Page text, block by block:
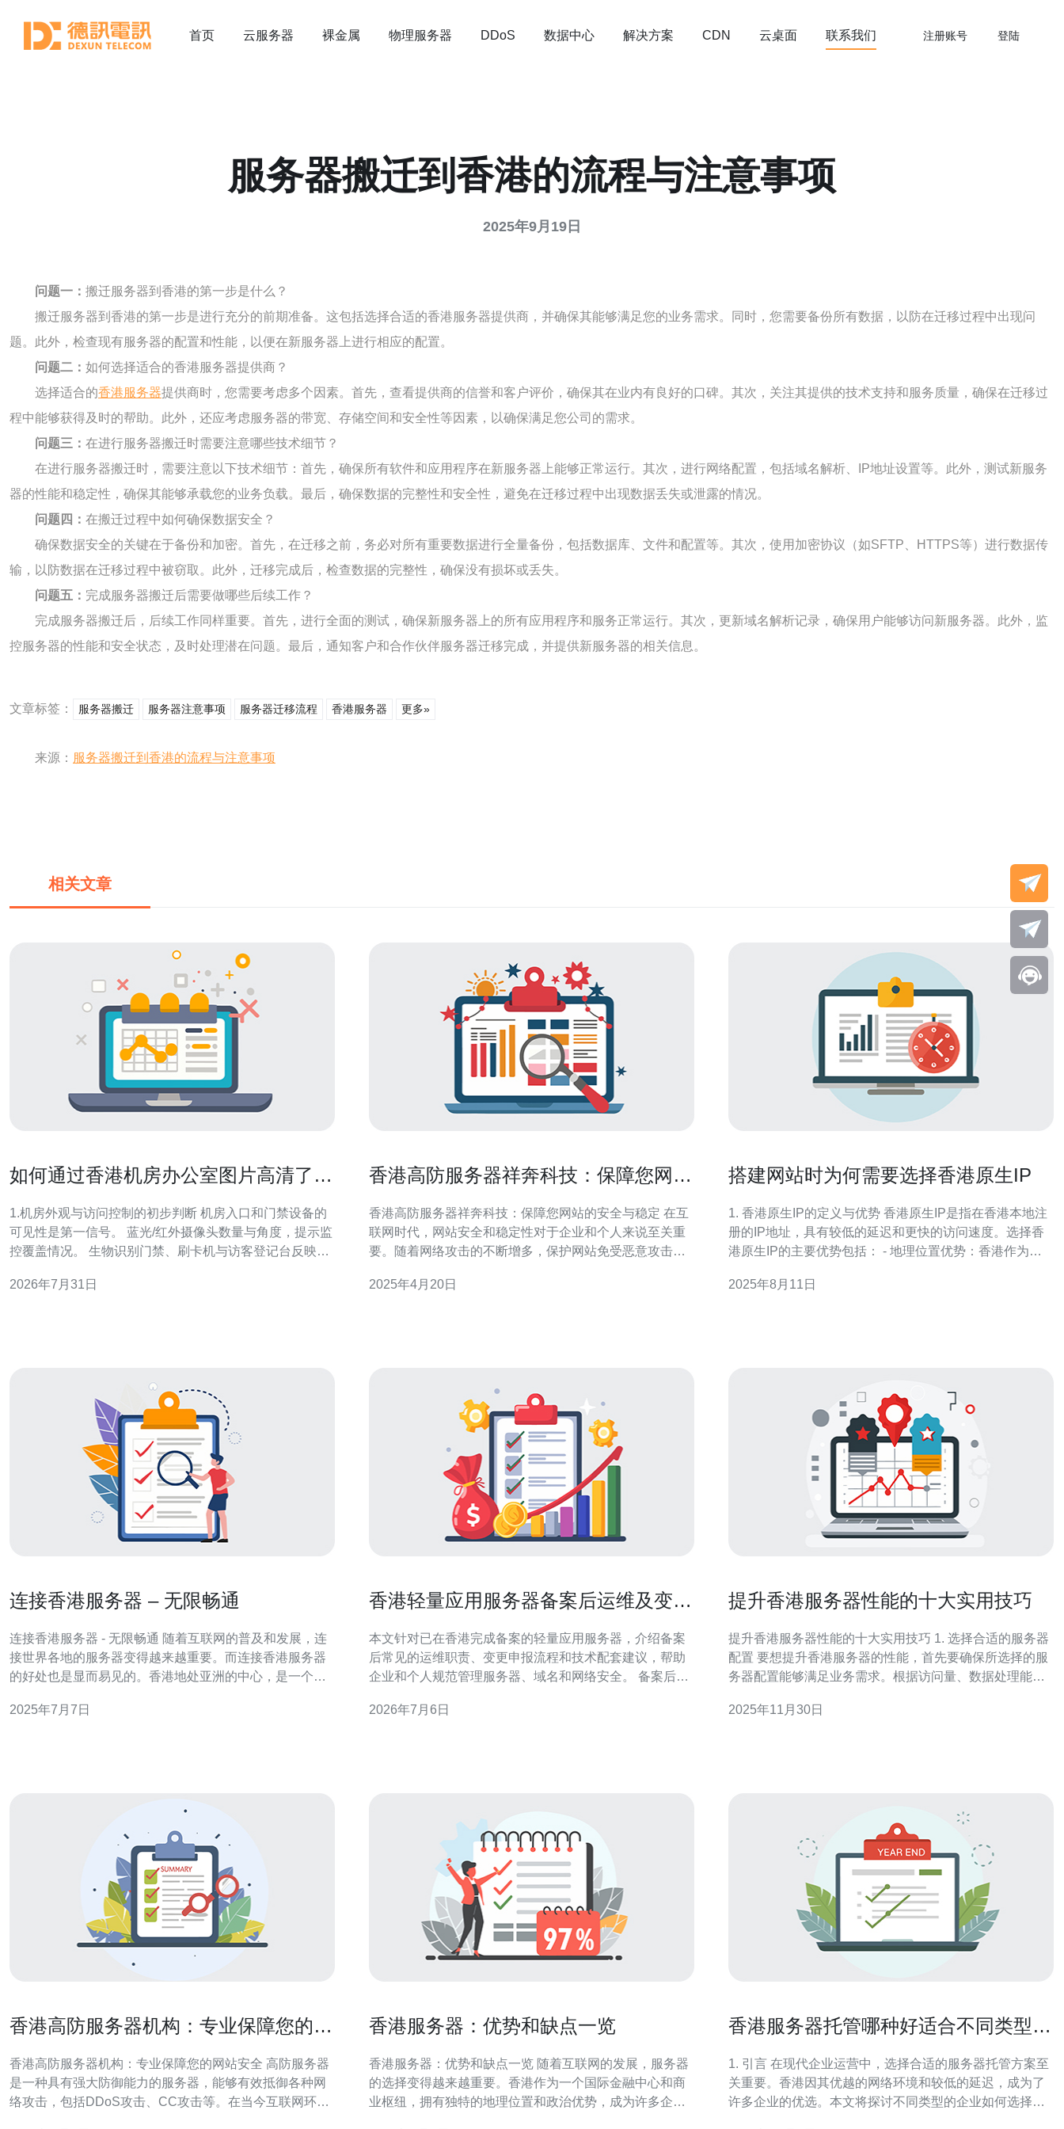
首页 云服务器 裸金属 物理服务器 DDoS 数据中心 解决方案 CDN 云桌面 联系我们 注册账号 登陆
服务器搬迁到香港的流程与注意事项
2025年9月19日
问题一： 搬迁服务器到香港的第一步是什么？
搬迁服务器到香港的第一步是进行充分的前期准备。这包括选择合适的香港服务器提供商，并确保其能够满足您的业务需求。同时，您需要备份所有数据，以防在迁移过程中出现问
题。此外，检查现有服务器的配置和性能，以便在新服务器上进行相应的配置。
问题二： 如何选择适合的香港服务器提供商？
选择适合的香港服务器提供商时，您需要考虑多个因素。首先，查看提供商的信誉和客户评价，确保其在业内有良好的口碑。其次，关注其提供的技术支持和服务质量，确保在迁移过
程中能够获得及时的帮助。此外，还应考虑服务器的带宽、存储空间和安全性等因素，以确保满足您公司的需求。
问题三： 在进行服务器搬迁时需要注意哪些技术细节？
在进行服务器搬迁时，需要注意以下技术细节：首先，确保所有软件和应用程序在新服务器上能够正常运行。其次，进行网络配置，包括域名解析、IP地址设置等。此外，测试新服务
器的性能和稳定性，确保其能够承载您的业务负载。最后，确保数据的完整性和安全性，避免在迁移过程中出现数据丢失或泄露的情况。
问题四： 在搬迁过程中如何确保数据安全？
确保数据安全的关键在于备份和加密。首先，在迁移之前，务必对所有重要数据进行全量备份，包括数据库、文件和配置等。其次，使用加密协议（如SFTP、HTTPS等）进行数据传
输，以防数据在迁移过程中被窃取。此外，迁移完成后，检查数据的完整性，确保没有损坏或丢失。
问题五： 完成服务器搬迁后需要做哪些后续工作？
完成服务器搬迁后，后续工作同样重要。首先，进行全面的测试，确保新服务器上的所有应用程序和服务正常运行。其次，更新域名解析记录，确保用户能够访问新服务器。此外，监
控服务器的性能和安全状态，及时处理潜在问题。最后，通知客户和合作伙伴服务器迁移完成，并提供新服务器的相关信息。
文章标签： 服务器搬迁 服务器注意事项 服务器迁移流程 香港服务器 更多»
来源： 服务器搬迁到香港的流程与注意事项
相关文章
如何通过香港机房办公室图片高清了解
1.机房外观与访问控制的初步判断 机房入口和门禁设备的
可见性是第一信号。 蓝光/红外摄像头数量与角度，提示监
控覆盖情况。 生物识别门禁、刷卡机与访客登记台反映物
栏，说明城市级防护。 应急出入口与消防通道标识能判断
2026年7月31日
香港高防服务器祥奔科技：保障您网站
香港高防服务器祥奔科技：保障您网站的安全与稳定 在互
联网时代，网站安全和稳定性对于企业和个人来说至关重
要。随着网络攻击的不断增多，保护网站免受恶意攻击和
奔科技正是在这个背景下而诞生的。 香港高防服务器祥奔
2025年4月20日
搭建网站时为何需要选择香港原生IP
1. 香港原生IP的定义与优势 香港原生IP是指在香港本地注
册的IP地址，具有较低的延迟和更快的访问速度。选择香
港原生IP的主要优势包括： - 地理位置优势：香港作为亚
的网络基础设施成熟，能够提供更稳定的服务。 - SEO优
2025年8月11日
连接香港服务器 – 无限畅通
连接香港服务器 - 无限畅通 随着互联网的普及和发展，连
接世界各地的服务器变得越来越重要。而连接香港服务器
的好处也是显而易见的。香港地处亚洲的中心，是一个国
通地访问国际网站，提高网络速度和稳定性。 连接香港服
2025年7月7日
香港轻量应用服务器备案后运维及变更
本文针对已在香港完成备案的轻量应用服务器，介绍备案
后常见的运维职责、变更申报流程和技术配套建议，帮助
企业和个人规范管理服务器、域名和网络安全。 备案后运
司地址、负责人或联系人电话有变动，应及时通过服务提
2026年7月6日
提升香港服务器性能的十大实用技巧
提升香港服务器性能的十大实用技巧 1. 选择合适的服务器
配置 要想提升香港服务器的性能，首先要确保所选择的服
务器配置能够满足业务需求。根据访问量、数据处理能力
果你的业务需要高并发处理，建议选择多核CPU和更大的
2025年11月30日
香港高防服务器机构：专业保障您的网
香港高防服务器机构：专业保障您的网站安全 高防服务器
是一种具有强大防御能力的服务器，能够有效抵御各种网
络攻击，包括DDoS攻击、CC攻击等。在当今互联网环境
香港服务器：优势和缺点一览
香港服务器：优势和缺点一览 随着互联网的发展，服务器
的选择变得越来越重要。香港作为一个国际金融中心和商
业枢纽，拥有独特的地理位置和政治优势，成为许多企业
香港服务器托管哪种好适合不同类型企
1. 引言 在现代企业运营中，选择合适的服务器托管方案至
关重要。香港因其优越的网络环境和较低的延迟，成为了
许多企业的优选。本文将探讨不同类型的企业如何选择适